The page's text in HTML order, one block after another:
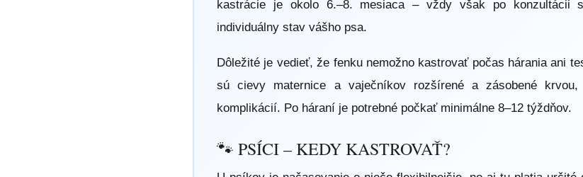
kastrácie je okolo 6.–8. mesiaca – vždy však po konzultácii
individuálny stav vášho psa.
Dôležité je vedieť, že fenku nemožno kastrovať počas hárania ani
sú cievy maternice a vaječníkov rozšírené a zásobené
komplikácií. Po háraní je potrebné počkať minimálne 8–12 týždňov.
🐾 PSÍCI – KEDY KASTROVAŤ?